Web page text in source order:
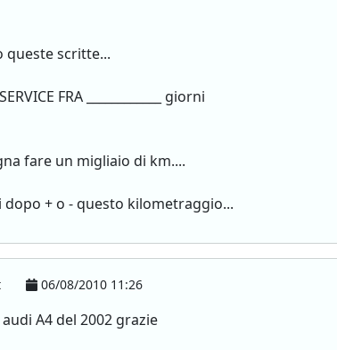
queste scritte...
FRA ____________ giorni
fare un migliaio di km....
+ o - questo kilometraggio...
06/08/2010 11:26
A4 del 2002 grazie